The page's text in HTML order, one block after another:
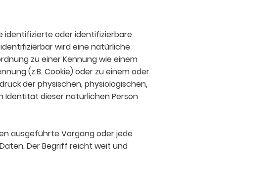
identifizierte oder identifizierbare
wird eine natürliche
zu einer Kennung wie einem
(z.B. Cookie) oder zu einem oder
der physischen, physiologischen,
Identität dieser natürlichen Person
ausgeführte Vorgang oder jede
Der Begriff reicht weit und